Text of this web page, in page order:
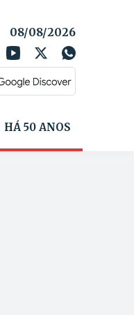
08/08/2026
HÁ 50 ANOS